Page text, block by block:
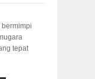
tepat